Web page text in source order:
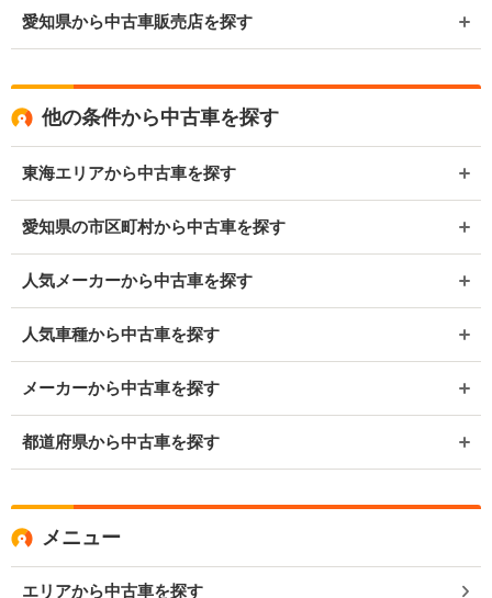
愛知県から中古車販売店を探す
他の条件から中古車を探す
東海エリアから中古車を探す
愛知県の市区町村から中古車を探す
人気メーカーから中古車を探す
人気車種から中古車を探す
メーカーから中古車を探す
都道府県から中古車を探す
メニュー
エリアから中古車を探す